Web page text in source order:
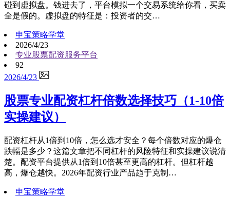
碰到虚拟盘。钱进去了，平台模拟一个交易系统给你看，买卖
全是假的。虚拟盘的特征是：投资者的交…
申宝策略学堂
2026/4/23
专业股票配资服务平台
92
2026/4/23
股票专业配资杠杆倍数选择技巧（1-10倍
实操建议）
配资杠杆从1倍到10倍，怎么选才安全？每个倍数对应的爆仓
跌幅是多少？这篇文章把不同杠杆的风险特征和实操建议说清
楚。配资平台提供从1倍到10倍甚至更高的杠杆。但杠杆越
高，爆仓越快。2026年配资行业产品趋于克制…
申宝策略学堂